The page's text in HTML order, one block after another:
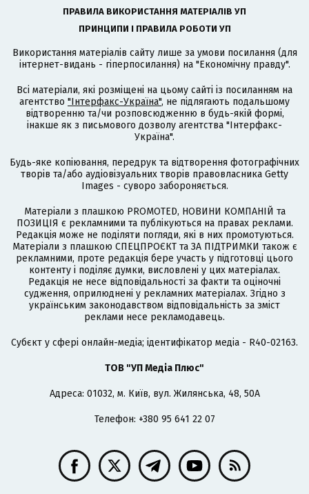
ПРАВИЛА ВИКОРИСТАННЯ МАТЕРІАЛІВ УП
ПРИНЦИПИ І ПРАВИЛА РОБОТИ УП
Використання матеріалів сайту лише за умови посилання (для
інтернет-видань - гіперпосилання) на "Економічну правду".
Всі матеріали, які розміщені на цьому сайті із посиланням на
агентство "Інтерфакс-Україна", не підлягають подальшому
відтворенню та/чи розповсюдженню в будь-якій формі,
інакше як з письмового дозволу агентства "Інтерфакс-
Україна".
Будь-яке копіювання, передрук та відтворення фотографічних
творів та/або аудіовізуальних творів правовласника Getty
Images - суворо забороняється.
Матеріали з плашкою PROMOTED, НОВИНИ КОМПАНІЙ та
ПОЗИЦІЯ є рекламними та публікуються на правах реклами.
Редакція може не поділяти погляди, які в них промотуються.
Матеріали з плашкою СПЕЦПРОЄКТ та ЗА ПІДТРИМКИ також є
рекламними, проте редакція бере участь у підготовці цього
контенту і поділяє думки, висловлені у цих матеріалах.
Редакція не несе відповідальності за факти та оціночні
судження, оприлюднені у рекламних матеріалах. Згідно з
українським законодавством відповідальність за зміст
реклами несе рекламодавець.
Cубєкт у сфері онлайн-медіа; ідентифікатор медіа - R40-02163.
ТОВ "УП Медіа Плюс"
Адреса: 01032, м. Київ, вул. Жилянська, 48, 50А
Телефон: +380 95 641 22 07